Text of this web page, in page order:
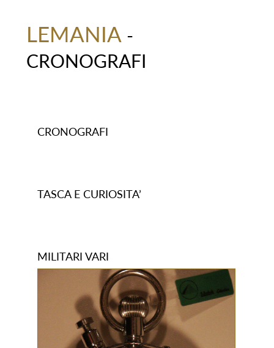
LEMANIA -
CRONOGRAFI
CRONOGRAFI
TASCA E CURIOSITA’
MILITARI VARI